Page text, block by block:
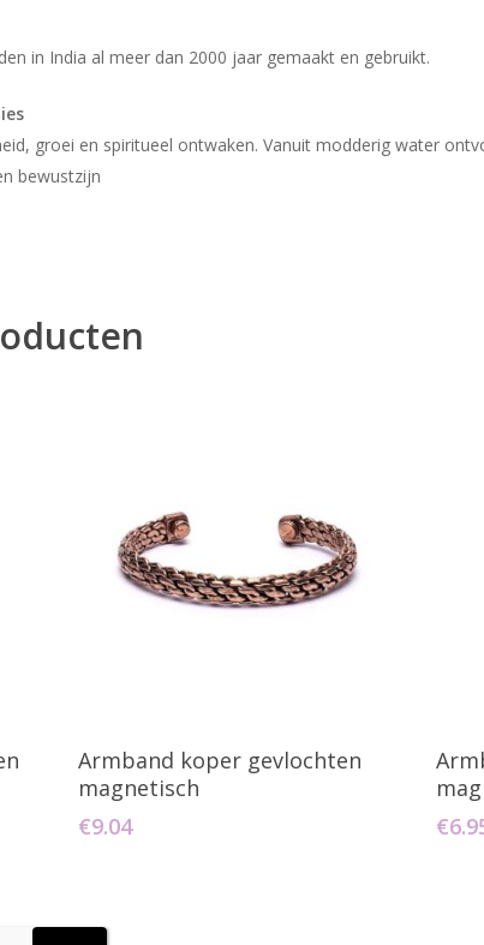
in India al meer dan 2000 jaar gemaakt en gebruikt.
groei en spiritueel ontwaken. Vanuit modderig water
bewustzijn
Toevoegen Aan Winkelwagen
Armband koper gevlochten
magnetisch
€9.04
€